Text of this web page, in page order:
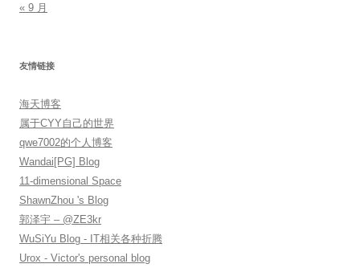
« 9 月
友情链接
海天博客
属于CYY自己的世界
qwe7002的个人博客
Wandai[PG] Blog
11-dimensional Space
ShawnZhou 's Blog
郭泽宇 – @ZE3kr
WuSiYu Blog - IT相关各种折腾
Urox - Victor's personal blog